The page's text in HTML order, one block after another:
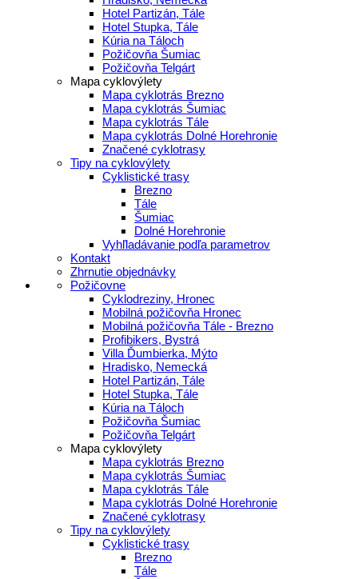
Hotel Partizán, Tále
Hotel Stupka, Tále
Kúria na Táloch
Požičovňa Šumiac
Požičovňa Telgárt
Mapa cyklovýlety
Mapa cyklotrás Brezno
Mapa cyklotrás Šumiac
Mapa cyklotrás Tále
Mapa cyklotrás Dolné Horehronie
Značené cyklotrasy
Tipy na cyklovýlety
Cyklistické trasy
Brezno
Tále
Šumiac
Dolné Horehronie
Vyhľladávanie podľa parametrov
Kontakt
Zhrnutie objednávky
Požičovne
Cyklodreziny, Hronec
Mobilná požičovňa Hronec
Mobilná požičovňa Tále - Brezno
Profibikers, Bystrá
Villa Ďumbierka, Mýto
Hradisko, Nemecká
Hotel Partizán, Tále
Hotel Stupka, Tále
Kúria na Táloch
Požičovňa Šumiac
Požičovňa Telgárt
Mapa cyklovýlety
Mapa cyklotrás Brezno
Mapa cyklotrás Šumiac
Mapa cyklotrás Tále
Mapa cyklotrás Dolné Horehronie
Značené cyklotrasy
Tipy na cyklovýlety
Cyklistické trasy
Brezno
Tále